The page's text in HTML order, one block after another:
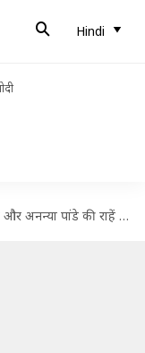
Hindi
राहें हुईं जुदा, दोस्त ने लगाई ब्रेकअप पर मोहर